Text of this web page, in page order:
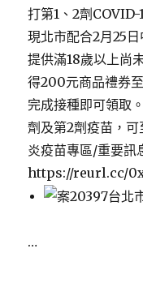
打第1、2劑
現北市配合2月25
提供滿18歲以上尚
得200元商品禮券
完成接種即可領取
劑及第2劑疫苗，
炎疫苗專區/重要訊
https://reurl.cc/
…